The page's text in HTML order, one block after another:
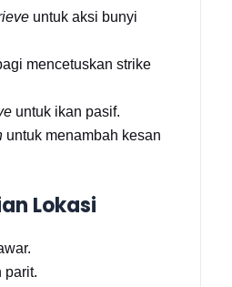
untuk aksi bunyi
mencetuskan strike
untuk ikan pasif.
untuk menambah kesan
Lokasi
parit.